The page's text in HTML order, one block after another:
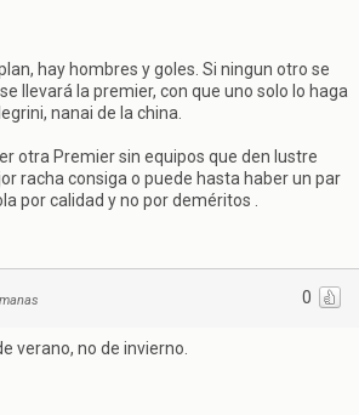
hay hombres y goles. Si ningun otro se
llevará la premier, con que uno solo lo haga
nanai de la china.
otra Premier sin equipos que den lustre
racha consiga o puede hasta haber un par
por calidad y no por deméritos .
0
verano, no de invierno.